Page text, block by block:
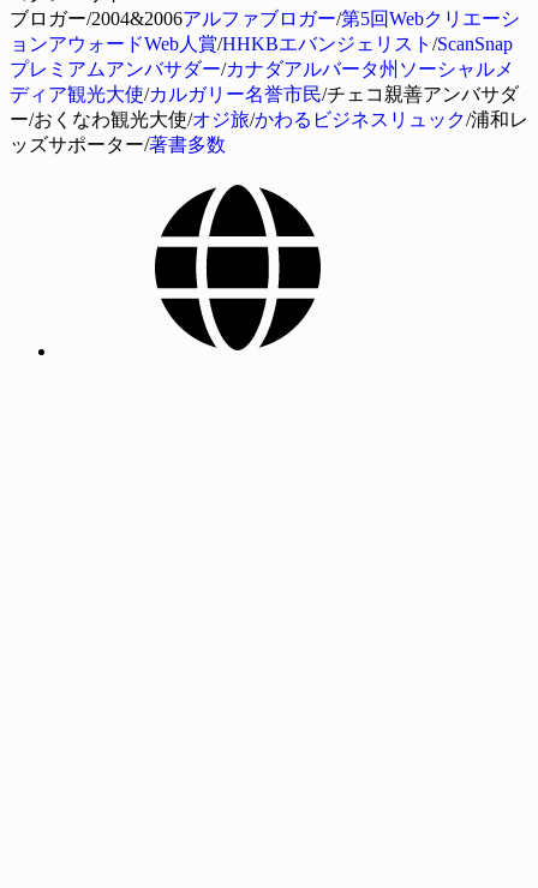
ブロガー/2004&2006アルファブロガー/第5回Webクリエーシ
ョンアウォードWeb人賞/HHKBエバンジェリスト /ScanSnap
プレミアムアンバサダー/カナダアルバータ州ソーシャルメ
ディア観光大使/カルガリー名誉市民/チェコ親善アンバサダ
ー/おくなわ観光大使/オジ旅/かわるビジネスリュック/浦和レ
ッズサポーター/著書多数